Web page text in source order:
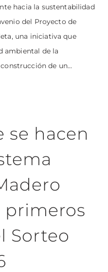
hacia la sustentabilidad
del Proyecto de
una iniciativa que
ambiental de la
de un...
se hacen
primeros
Sorteo